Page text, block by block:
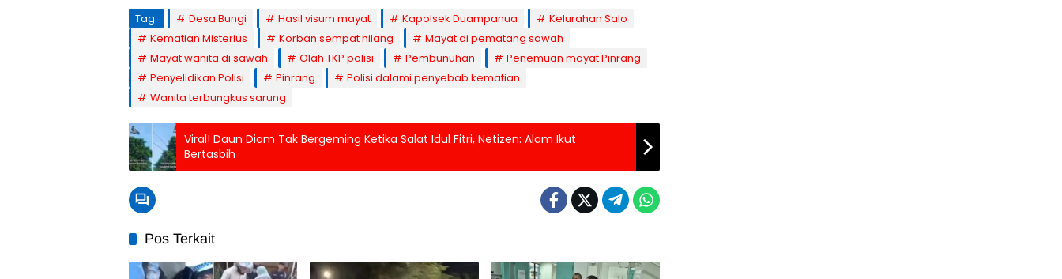
Tag: Desa Bungi Hasil visum mayat Kapolsek Duampanua
Kelurahan Salo
Kematian Misterius
Korban sempat hilang
Mayat di pematang sawah
Mayat wanita di sawah
Olah TKP polisi Pembunuhan
Penemuan mayat Pinrang
Penyelidikan Polisi
Pinrang
Polisi dalami penyebab kematian
Wanita terbungkus sarung
Viral! Daun Diam Tak Bergeming Ketika Salat Idul Fitri, Netizen: Alam Ikut
Bertasbih
Pos Terkait